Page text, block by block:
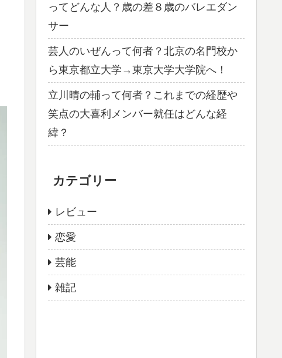
ってどんな人？歳の差８歳のバレエダン
サー
芸人のいぜんって何者？北京の名門校か
ら東京都立大学→東京大学大学院へ！
立川晴の輔って何者？これまでの経歴や
笑点の大喜利メンバー就任はどんな経
緯？
カテゴリー
レビュー
恋愛
芸能
雑記